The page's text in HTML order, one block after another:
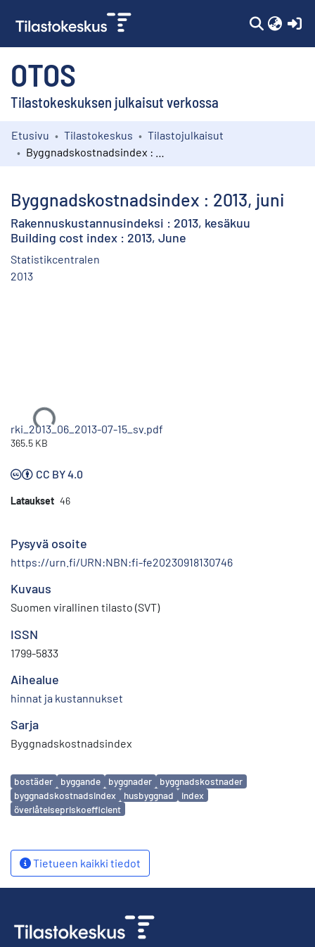
OTOS
Tilastokeskuksen julkaisut verkossa
Kokoelmat
Etusivu Tilastokeskus
Tilastojulkaisut
Byggnadskostnadsindex : 2013, juni
Rakennuskustannusindeksi : 2013, kesäkuu
Building cost index : 2013, June
Statistikcentralen
2013
Ladataan...
rki_2013_06_2013-07-15_sv.pdf
365.5 KB
CC BY 4.0
Lataukset 46
Pysyvä osoite
https://urn.fi/URN:NBN:fi-fe20230918130746
Kuvaus
Suomen virallinen tilasto (SVT)
ISSN
1799-5833
Aihealue
hinnat ja kustannukset
Sarja
Byggnadskostnadsindex
Avainsanat
bostäder byggande byggnader
byggnadskostnader
byggnadskostnadsindex
husbyggnad
index
överlåtelsepriskoefficient
Tietueen kaikki tiedot